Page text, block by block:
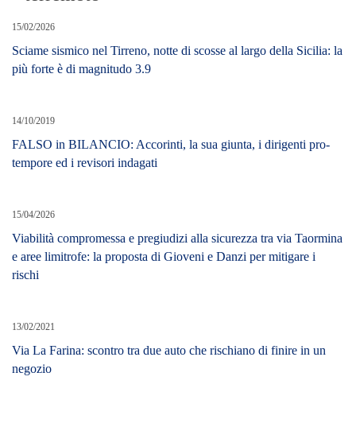
15/02/2026
Sciame sismico nel Tirreno, notte di scosse al largo della Sicilia: la
più forte è di magnitudo 3.9
14/10/2019
FALSO in BILANCIO: Accorinti, la sua giunta, i dirigenti pro-
tempore ed i revisori indagati
15/04/2026
Viabilità compromessa e pregiudizi alla sicurezza tra via Taormina
e aree limitrofe: la proposta di Gioveni e Danzi per mitigare i
rischi
13/02/2021
Via La Farina: scontro tra due auto che rischiano di finire in un
negozio